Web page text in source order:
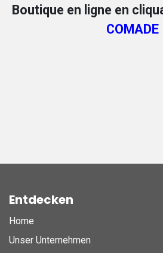
Boutique en ligne en
COMADE
Entdecken
Home
Unser Unternehmen